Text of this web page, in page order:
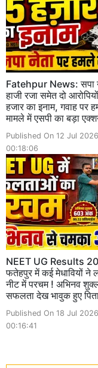
Fatehpur News: सपा
हाजी रजा समेत दो
हजार का इनाम, गवाह पर
मामले में एसपी का बड़ा
Published On 12 Jul 2026
00:18:06
NEET UG Results
फतेहपुर में कई मेधावियों ने
नीट में परचम ! अभिनव
सफलता देख भावुक हुए
Published On 18 Jul 2026
00:16:41